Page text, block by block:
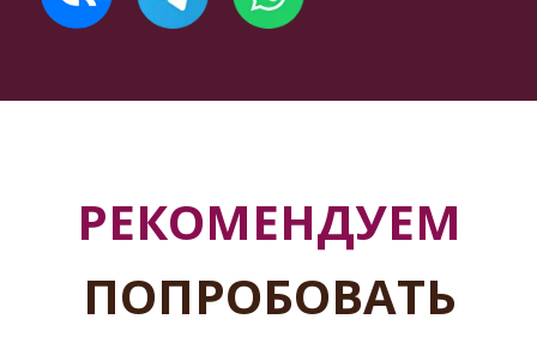
РЕКОМЕНДУЕМ
ПОПРОБОВАТЬ